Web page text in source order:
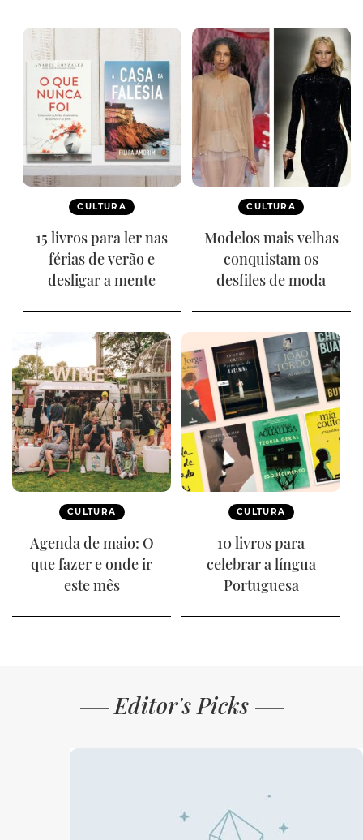
CULTURA
15 livros para ler nas
férias de verão e
desligar a mente
CULTURA
Modelos mais velhas
conquistam os
desfiles de moda
CULTURA
Agenda de maio: O
que fazer e onde ir
este mês
CULTURA
10 livros para
celebrar a língua
Portuguesa
Editor's Picks